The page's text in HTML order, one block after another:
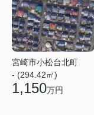
宮崎市小松台北町
- (294.42㎡)
1,150万円